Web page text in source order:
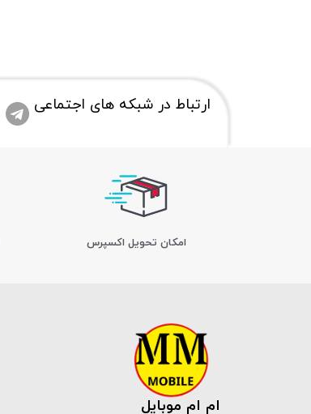
ارتباط در شبکه های اجتماعی
اﻣﮑﺎن ﺗﺤﻮﯾﻞ اﮐﺴﭙﺮس
ام ام موبایل